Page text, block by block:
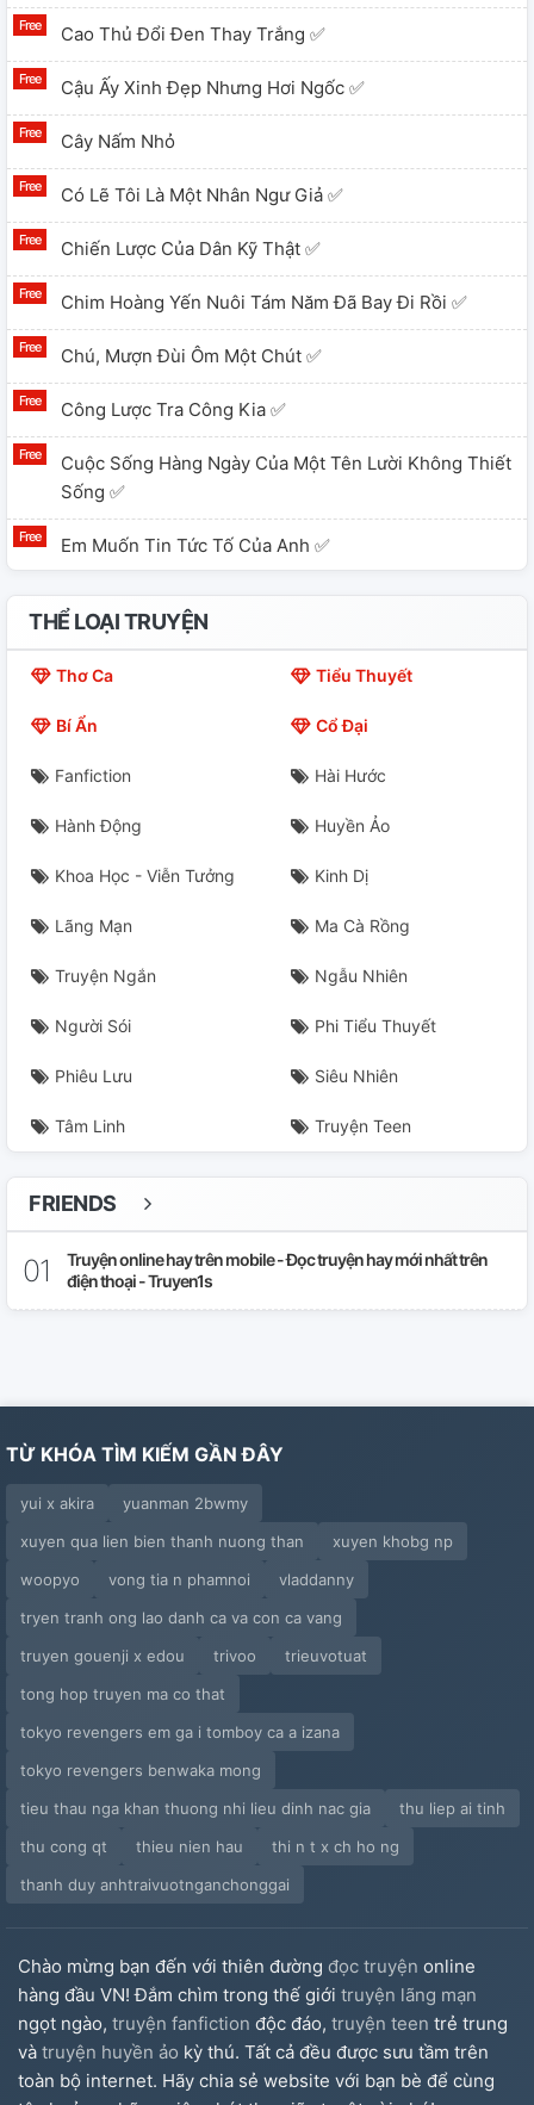
Cao Thủ Đổi Đen Thay Trắng ✅
Cậu Ấy Xinh Đẹp Nhưng Hơi Ngốc ✅
Cây Nấm Nhỏ
Có Lẽ Tôi Là Một Nhân Ngư Giả ✅
Chiến Lược Của Dân Kỹ Thật ✅
Chim Hoàng Yến Nuôi Tám Năm Đã Bay Đi Rồi ✅
Chú, Mượn Đùi Ôm Một Chút ✅
Công Lược Tra Công Kia ✅
Cuộc Sống Hàng Ngày Của Một Tên Lười Không Thiết
Sống ✅
Em Muốn Tin Tức Tố Của Anh ✅
Đại Gia Tôi Bao Hai Em Chân Dài (3p) ✅
Đại Tiên Cá Koi Muốn Ra Mắt ✅
Khứ ✅
Giáo Thảo Vừa Quyến Rũ Vừa Ngọt Ngào ✅
BE ✅
Hợp Đồng Ly Hôn Trước Khi Tôi Mất Trí Nhớ ✅
Kẻ Thù Vừa Ngọt Vừa Bám Người ✅
Khi Omega Xuyên Đến Thế Giới Hiện Thực ✅
Lại Gặp Ánh Trăng ✅
MEME CỦA ANH ĐẸP HƠN NGƯỜI THẬT ✅
Mỗi Ngày Đều Cứu Vớt Thụ Trong Ngược Văn
Mỗi Ngày Đều Mơ Thấy Kẻ Thù Không Đội Trời Chung
Thả Thính Tôi (hoàn)
Mục Tiêu Của Tôi Là Không Ngồi Tù ✅
Mỹ Nhân Mưu Mô Vẫn Luôn Quyến Rũ Tôi ✅
Nam Phụ Ác Độc Thì Phải Thích Gì Làm Nấy ✅
Người 2D Ông Trùm Nuôi Ba Năm Chạy Rồi ✅
Nhân Cách Nguy Hiểm
Nhân Vật Phản Diện Biến Thành Bạch Nguyệt Quang ✅
THỂ LOẠI TRUYỆN
Thơ Ca Tiểu Thuyết
Bí Ẩn Cổ Đại
Fanfiction Hài Hước
Hành Động Huyền Ảo
Khoa Học - Viễn Tưởng Kinh Dị
Lãng Mạn Ma Cà Rồng
Truyện Ngắn Ngẫu Nhiên
Người Sói Phi Tiểu Thuyết
Phiêu Lưu Siêu Nhiên
Tâm Linh Truyện Teen
FRIENDS
Truyện online hay trên mobile - Đọc truyện hay mới nhất trên
điện thoại - Truyen1s
TỪ KHÓA TÌM KIẾM GẦN ĐÂY
yui x akira
yuanman 2bwmy
xuyen qua lien bien thanh nuong than
xuyen khobg np
woopyo
vong tia n phamnoi
vladdanny
tryen tranh ong lao danh ca va con ca vang
truyen gouenji x edou
trivoo
trieuvotuat
tong hop truyen ma co that
tokyo revengers em ga i tomboy ca a izana
tokyo revengers benwaka mong
tieu thau nga khan thuong nhi lieu dinh nac gia
thu liep ai tinh
thu cong qt
thieu nien hau
thi n t x ch ho ng
thanh duy anhtraivuotnganchonggai
Chào mừng bạn đến với thiên đường đọc truyện online
hàng đầu VN! Đắm chìm trong thế giới truyện lãng mạn
ngọt ngào, truyện fanfiction độc đáo, truyện teen trẻ trung
và truyện huyền ảo kỳ thú. Tất cả đều được sưu tầm trên
toàn bộ internet. Hãy chia sẻ website với bạn bè để cùng